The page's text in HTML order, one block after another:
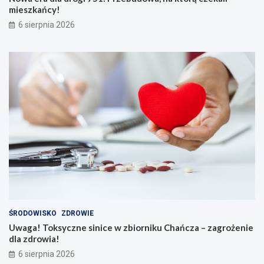
mieszkańcy!
6 sierpnia 2026
ŚRODOWISKO ZDROWIE
Uwaga! Toksyczne sinice w zbiorniku Chańcza – zagrożenie
dla zdrowia!
6 sierpnia 2026